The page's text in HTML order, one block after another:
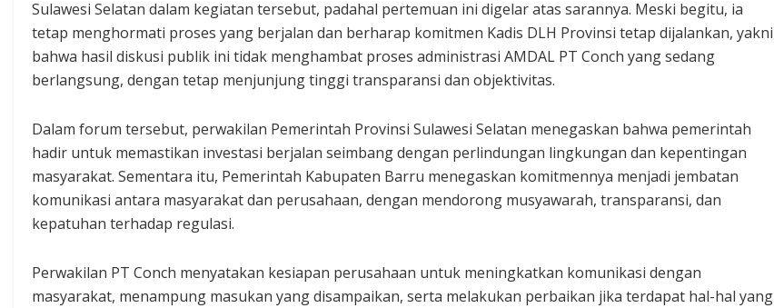
Sulawesi Selatan dalam kegiatan tersebut, padahal pertemuan ini digelar atas sarannya. Meski begitu, ia
tetap menghormati proses yang berjalan dan berharap komitmen Kadis DLH Provinsi tetap dijalankan, yakni
bahwa hasil diskusi publik ini tidak menghambat proses administrasi AMDAL PT Conch yang sedang
berlangsung, dengan tetap menjunjung tinggi transparansi dan objektivitas.
Dalam forum tersebut, perwakilan Pemerintah Provinsi Sulawesi Selatan menegaskan bahwa pemerintah
hadir untuk memastikan investasi berjalan seimbang dengan perlindungan lingkungan dan kepentingan
masyarakat. Sementara itu, Pemerintah Kabupaten Barru menegaskan komitmennya menjadi jembatan
komunikasi antara masyarakat dan perusahaan, dengan mendorong musyawarah, transparansi, dan
kepatuhan terhadap regulasi.
Perwakilan PT Conch menyatakan kesiapan perusahaan untuk meningkatkan komunikasi dengan
masyarakat, menampung masukan yang disampaikan, serta melakukan perbaikan jika terdapat hal-hal yang